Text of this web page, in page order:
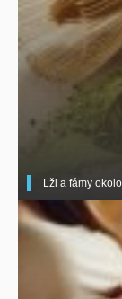
Lži a fámy